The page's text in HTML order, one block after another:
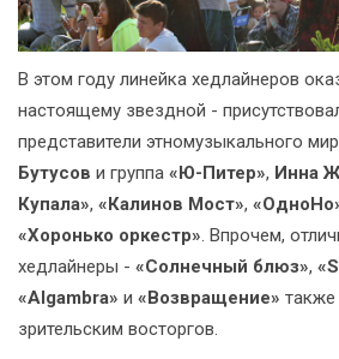
В этом году линейка хедлайнеров
настоящему звездной -
представители этномузыкального
Бутусов и группа «Ю-Питер», Инна
Купала», «Калинов Мост»,
«Хоронько оркестр». Впрочем,
хедлайнеры - «Солнечный блюз»,
«Algambra» и «Возвращение»
зрительским восторгов.